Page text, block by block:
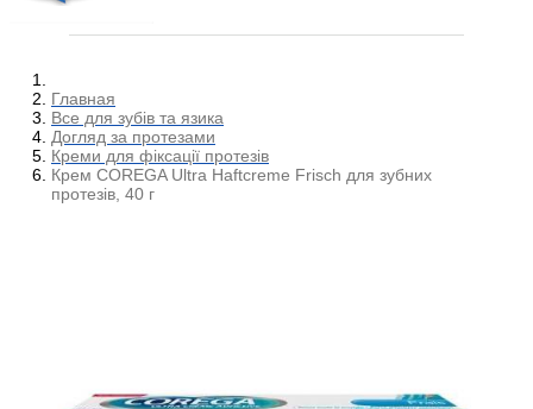
Главная
Все для зубів та язика
Догляд за протезами
Креми для фіксації протезів
Крем COREGA Ultra Haftcreme Frisch для зубних
протезів, 40 г